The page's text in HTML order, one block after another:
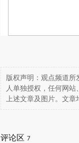
版权声明：观点频道所
人单独授权，任何网
上述文章及图片。文章
评论区 7